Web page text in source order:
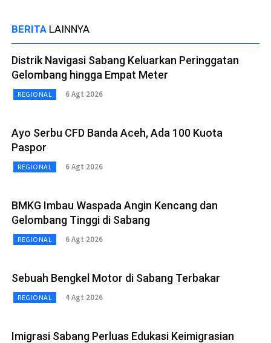
BERITA LAINNYA
Distrik Navigasi Sabang Keluarkan Peringgatan
Gelombang hingga Empat Meter
REGIONAL 6 Agt 2026
Ayo Serbu CFD Banda Aceh, Ada 100 Kuota
Paspor
REGIONAL 6 Agt 2026
BMKG Imbau Waspada Angin Kencang dan
Gelombang Tinggi di Sabang
REGIONAL 6 Agt 2026
Sebuah Bengkel Motor di Sabang Terbakar
REGIONAL 4 Agt 2026
Imigrasi Sabang Perluas Edukasi Keimigrasian